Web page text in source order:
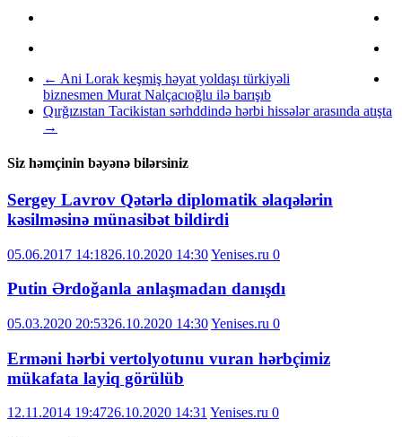
← Ani Lorak keşmiş həyat yoldaşı türkiyəli
biznesmen Murat Nalçacıoğlu ilə barışıb
Qırğızıstan Tacikistan sərhddində hərbi hissələr arasında atışta
→
Siz həmçinin bəyənə bilərsiniz
Sergey Lavrov Qətərlə diplomatik əlaqələrin
kəsilməsinə münasibət bildirdi
05.06.2017 14:1826.10.2020 14:30Yenises.ru 0
Putin Ərdoğanla anlaşmadan danışdı
05.03.2020 20:5326.10.2020 14:30Yenises.ru 0
Erməni hərbi vertоlyotunu vuran hərbçimiz
mükafata layiq görülüb
12.11.2014 19:4726.10.2020 14:31 Yenises.ru 0